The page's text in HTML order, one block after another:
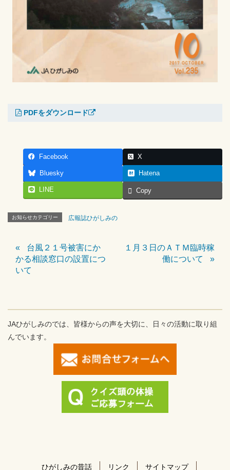
PDFをダウンロード
Facebook X
Bluesky Hatena
LINE Copy
お知らせカテゴリー 広報誌ひがしみの
台風２１号被害にか
かる相談窓口の設置につ
いて
１月３日のＡＴＭ臨時稼
働について
JAひがしみのでは、皆様からの声を大切に、日々の活動に取り組
んでいます。
ひがしみの昔話 リンク サイトマップ